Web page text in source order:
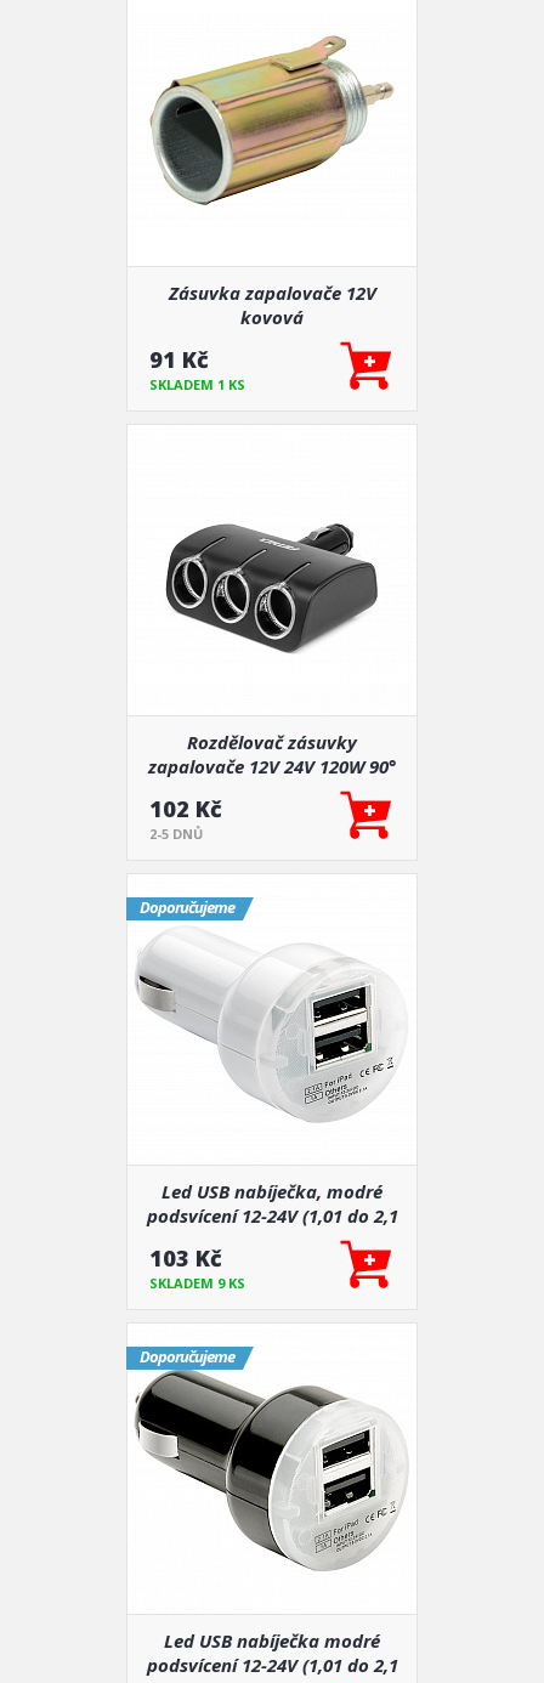
Zásuvka zapalovače 12V
kovová
91 Kč
SKLADEM 1 KS
Rozdělovač zásuvky
zapalovače 12V 24V 120W 90°
102 Kč
2-5 DNŮ
Doporučujeme
Led USB nabíječka, modré
podsvícení 12-24V (1,01 do 2,1
103 Kč
SKLADEM 9 KS
Doporučujeme
Led USB nabíječka modré
podsvícení 12-24V (1,01 do 2,1